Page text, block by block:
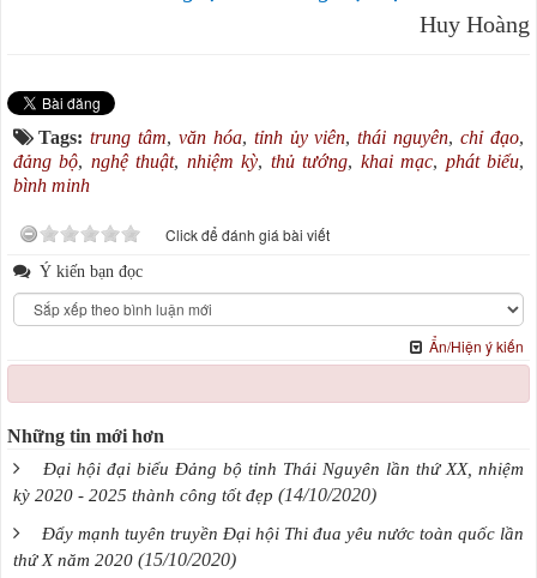
Huy Hoàng
Tags: trung tâm, văn hóa, tỉnh ủy viên,thái nguyên,chỉ đạo,
đảng bộ, nghệ thuật, nhiệm kỳ, thủ tướng, khai mạc, phát biểu,
bình minh
Click để đánh giá bài viết
Ý kiến bạn đọc
Ẩn/Hiện ý kiến
Những tin mới hơn
Đại hội đại biểu Đảng bộ tỉnh Thái Nguyên lần thứ XX, nhiệm
kỳ 2020 - 2025 thành công tốt đẹp (14/10/2020)
Đẩy mạnh tuyên truyền Đại hội Thi đua yêu nước toàn quốc lần
thứ X năm 2020 (15/10/2020)